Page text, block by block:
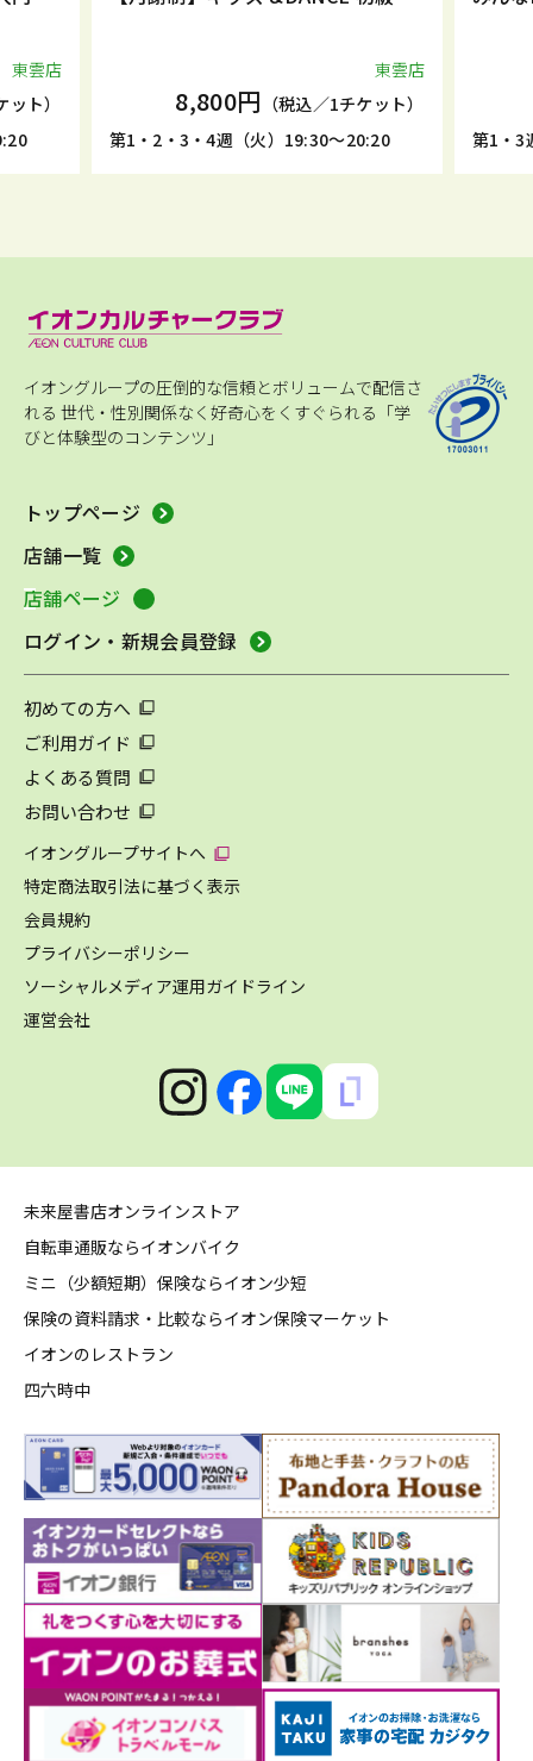
東雲店
ト）
東雲店
8,800円 （税込／1チケット）
第1・2・3・4週（火）19:30～20:20
第1・3
イオングループの圧倒的な信頼とボリュームで配信さ
れる 世代・性別関係なく好奇心をくすぐられる「学
びと体験型のコンテンツ」
トップページ
店舗一覧
店舗ページ
ログイン・新規会員登録
初めての方へ
ご利用ガイド
よくある質問
お問い合わせ
イオングループサイトへ
特定商法取引法に基づく表示
会員規約
プライバシーポリシー
ソーシャルメディア運用ガイドライン
運営会社
未来屋書店オンラインストア
自転車通販ならイオンバイク
ミニ（少額短期）保険ならイオン少短
保険の資料請求・比較ならイオン保険マーケット
イオンのレストラン
四六時中